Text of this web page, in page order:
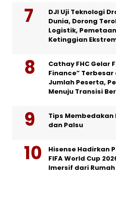
DJI Uji Teknologi
Dunia, Dorong
Logistik,
Ketinggian
Cathay FHC Gelar
Finance” Terbesar
Jumlah Peserta,
Menuju Transisi
Tips Membedakan
dan Palsu
Hisense Hadirkan
FIFA World Cup
Imersif dari Rumah